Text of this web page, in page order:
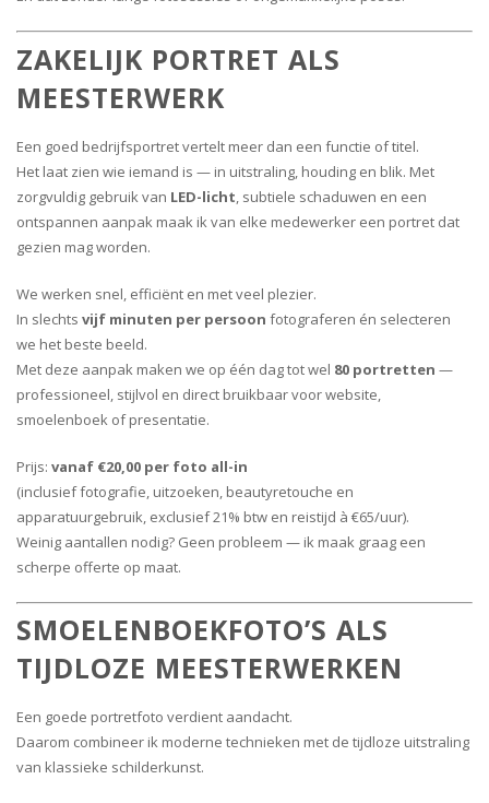
ZAKELIJK PORTRET ALS
MEESTERWERK
Een goed bedrijfsportret vertelt meer dan een functie of titel.
Het laat zien wie iemand is — in uitstraling, houding en blik. Met
zorgvuldig gebruik van LED-licht, subtiele schaduwen en een
ontspannen aanpak maak ik van elke medewerker een portret dat
gezien mag worden.
We werken snel, efficiënt en met veel plezier.
In slechts vijf minuten per persoon fotograferen én selecteren
we het beste beeld.
Met deze aanpak maken we op één dag tot wel 80 portretten —
professioneel, stijlvol en direct bruikbaar voor website,
smoelenboek of presentatie.
Prijs: vanaf €20,00 per foto all-in
(inclusief fotografie, uitzoeken, beautyretouche en
apparatuurgebruik, exclusief 21% btw en reistijd à €65/uur).
Weinig aantallen nodig? Geen probleem — ik maak graag een
scherpe offerte op maat.
SMOELENBOEKFOTO’S ALS
TIJDLOZE MEESTERWERKEN
Een goede portretfoto verdient aandacht.
Daarom combineer ik moderne technieken met de tijdloze uitstraling
van klassieke schilderkunst.